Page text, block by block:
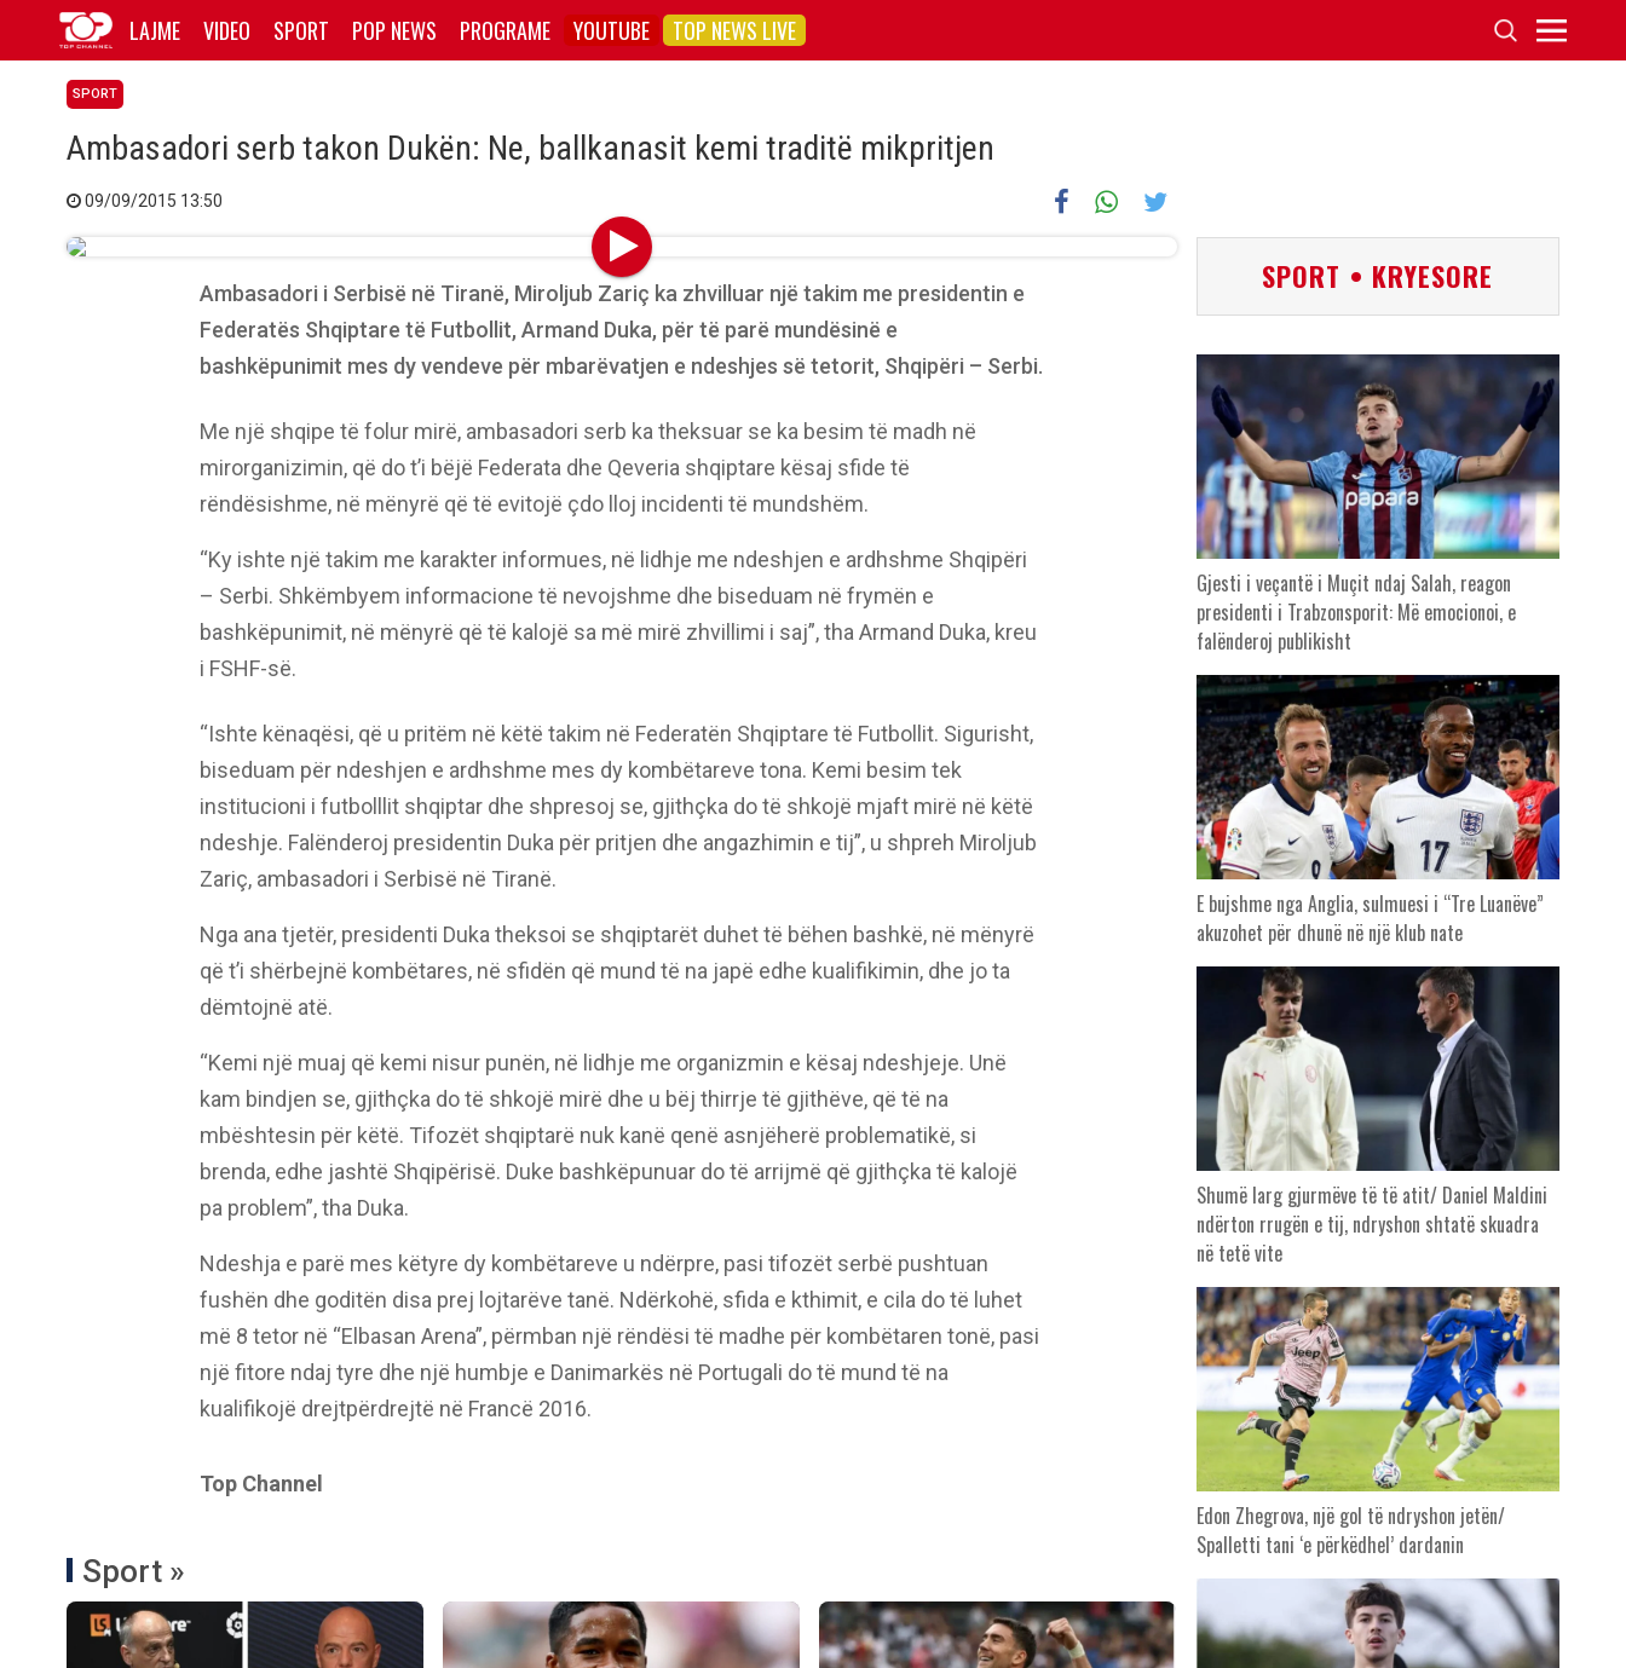
LAJME VIDEO SPORT POP NEWS PROGRAME YOUTUBE TOP NEWS LIVE
SPORT
Ambasadori serb takon Dukën: Ne, ballkanasit kemi traditë mikpritjen
09/09/2015 13:50
Ambasadori i Serbisë në Tiranë, Miroljub Zariç ka zhvilluar një takim me presidentin e
Federatës Shqiptare të Futbollit, Armand Duka, për të parë mundësinë e
bashkëpunimit mes dy vendeve për mbarëvatjen e ndeshjes së tetorit, Shqipëri – Serbi.
Me një shqipe të folur mirë, ambasadori serb ka theksuar se ka besim të madh në
mirorganizimin, që do t’i bëjë Federata dhe Qeveria shqiptare kësaj sfide të
rëndësishme, në mënyrë që të evitojë çdo lloj incidenti të mundshëm.
“Ky ishte një takim me karakter informues, në lidhje me ndeshjen e ardhshme Shqipëri
– Serbi. Shkëmbyem informacione të nevojshme dhe biseduam në frymën e
bashkëpunimit, në mënyrë që të kalojë sa më mirë zhvillimi i saj”, tha Armand Duka, kreu
i FSHF-së.
“Ishte kënaqësi, që u pritëm në këtë takim në Federatën Shqiptare të Futbollit. Sigurisht,
biseduam për ndeshjen e ardhshme mes dy kombëtareve tona. Kemi besim tek
institucioni i futbolllit shqiptar dhe shpresoj se, gjithçka do të shkojë mjaft mirë në këtë
ndeshje. Falënderoj presidentin Duka për pritjen dhe angazhimin e tij”, u shpreh Miroljub
Zariç, ambasadori i Serbisë në Tiranë.
Nga ana tjetër, presidenti Duka theksoi se shqiptarët duhet të bëhen bashkë, në mënyrë
që t’i shërbejnë kombëtares, në sfidën që mund të na japë edhe kualifikimin, dhe jo ta
dëmtojnë atë.
“Kemi një muaj që kemi nisur punën, në lidhje me organizmin e kësaj ndeshjeje. Unë
kam bindjen se, gjithçka do të shkojë mirë dhe u bëj thirrje të gjithëve, që të na
mbështesin për këtë. Tifozët shqiptarë nuk kanë qenë asnjëherë problematikë, si
brenda, edhe jashtë Shqipërisë. Duke bashkëpunuar do të arrijmë që gjithçka të kalojë
pa problem”, tha Duka.
Ndeshja e parë mes këtyre dy kombëtareve u ndërpre, pasi tifozët serbë pushtuan
fushën dhe goditën disa prej lojtarëve tanë. Ndërkohë, sfida e kthimit, e cila do të luhet
më 8 tetor në “Elbasan Arena”, përmban një rëndësi të madhe për kombëtaren tonë, pasi
një fitore ndaj tyre dhe një humbje e Danimarkës në Portugali do të mund të na
kualifikojë drejtpërdrejtë në Francë 2016.
Top Channel
Sport »
SPORT • KRYESORE
Gjesti i veçantë i Muçit ndaj Salah, reagon
presidenti i Trabzonsporit: Më emocionoi, e
falënderoj publikisht
E bujshme nga Anglia, sulmuesi i “Tre Luanëve”
akuzohet për dhunë në një klub nate
Shumë larg gjurmëve të të atit/ Daniel Maldini
ndërton rrugën e tij, ndryshon shtatë skuadra
në tetë vite
Edon Zhegrova, një gol të ndryshon jetën/
Spalletti tani ‘e përkëdhel’ dardanin